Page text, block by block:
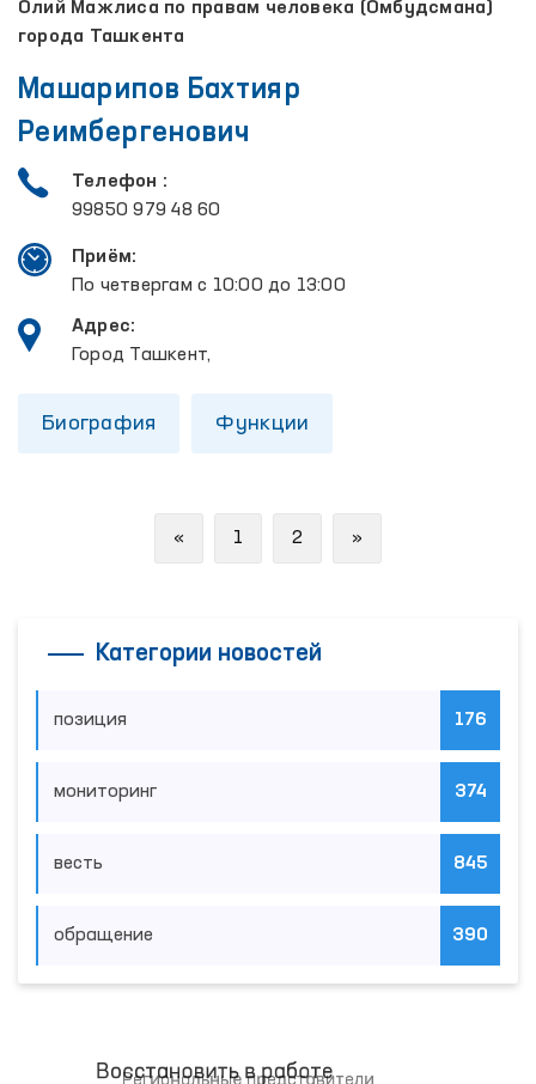
Олий Мажлиса по правам человека (Омбудсмана)
города Ташкента
Машарипов Бахтияр
Реимбергенович
Телефон :
99850 979 48 60
Приём:
По четвергам с 10:00 до 13:00
Адрес:
Город Ташкент,
Биография Функции
« Previous
1 2 »
Категории новостей
позиция 176
мониторинг 374
весть 845
обращение 390